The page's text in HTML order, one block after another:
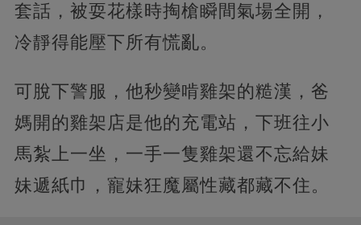
套話，被耍花樣時掏槍瞬間氣場全開，
冷靜得能壓下所有慌亂。
可脫下警服，他秒變啃雞架的糙漢，爸
媽開的雞架店是他的充電站，下班往小
馬紮上一坐，一手一隻雞架還不忘給妹
妹遞紙巾，寵妹狂魔屬性藏都藏不住。